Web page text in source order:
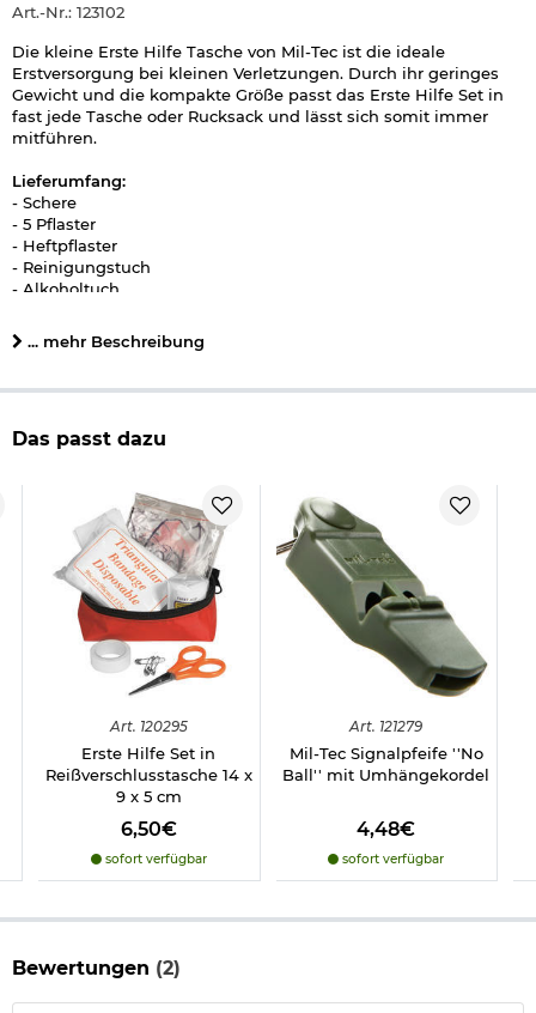
Art.-Nr.: 123102
Die kleine Erste Hilfe Tasche von Mil-Tec ist die ideale
Erstversorgung bei kleinen Verletzungen. Durch ihr geringes
Gewicht und die kompakte Größe passt das Erste Hilfe Set in
fast jede Tasche oder Rucksack und lässt sich somit immer
mitführen.
Lieferumfang:
- Schere
- 5 Pflaster
- Heftpflaster
- Reinigungstuch
- Alkoholtuch
- Steriler Wundschnellverband 10 x 10 cm
- 2 sterile Mullkompressen 5 x 5 cm
- Sicherheitsnadeln
- Gewicht: ca. 80 g
- Maße: ca. 14 x 9 x 5 cm
- Farbe: oliv
- Marke: Mil-Tec
Herstellerinformationen
... mehr Beschreibung
Das passt dazu
Art. 120295
Erste Hilfe Set in
Reißverschlusstasche 14 x
9 x 5 cm
6,50€
sofort verfügbar
Art. 121279
Mil-Tec Signalpfeife ''No
Ball'' mit Umhängekordel
4,48€
sofort verfügbar
Bewertungen (2)